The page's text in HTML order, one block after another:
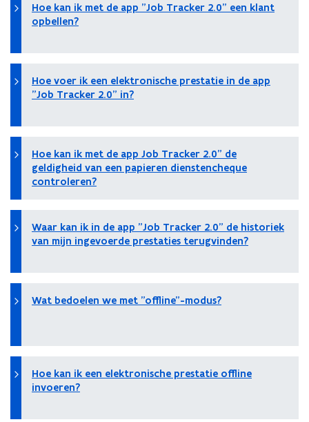
Hoe kan ik met de app "Job Tracker 2.0" een klant
opbellen?
Hoe voer ik een elektronische prestatie in de app
"Job Tracker 2.0" in?
Hoe kan ik met de app Job Tracker 2.0" de
geldigheid van een papieren dienstencheque
controleren?
Waar kan ik in de app "Job Tracker 2.0" de historiek
van mijn ingevoerde prestaties terugvinden?
Wat bedoelen we met "offline"-modus?
Hoe kan ik een elektronische prestatie offline
invoeren?